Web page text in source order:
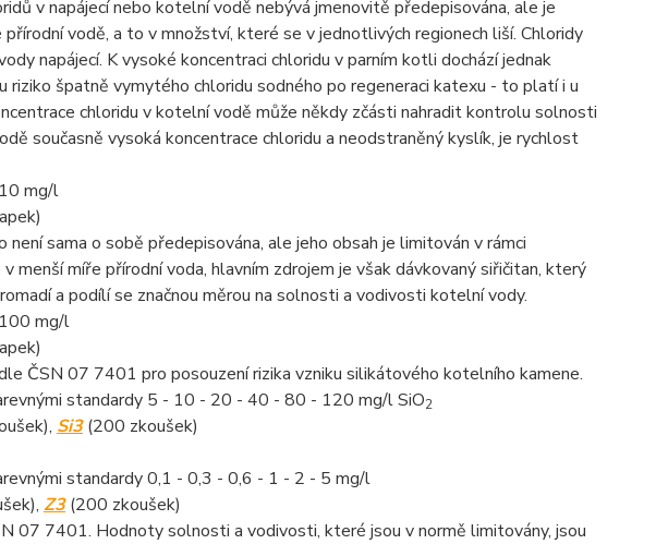
v napájecí nebo kotelní vodě nebývá jmenovitě předepisována, ale je
vodě, a to v množství, které se v jednotlivých regionech liší. Chloridy
napájecí. K vysoké koncentraci chloridu v parním kotli dochází jednak
špatně vymytého chloridu sodného po regeneraci katexu - to platí i u
chloridu v kotelní vodě může někdy zčásti nahradit kontrolu solnosti
současně vysoká koncentrace chloridu a neodstraněný kyslík, je rychlost
mg/l
sama o sobě předepisována, ale jeho obsah je limitován v rámci
menší míře přírodní voda, hlavním zdrojem je však dávkovaný siřičitan, který
a podílí se značnou měrou na solnosti a vodivosti kotelní vody.
mg/l
ČSN 07 7401 pro posouzení rizika vzniku silikátového kotelního kamene.
standardy 5 - 10 - 20 - 40 - 80 - 120 mg/l SiO2
Si3(200 zkoušek)
standardy 0,1 - 0,3 - 0,6 - 1 - 2 - 5 mg/l
Z3(200 zkoušek)
07 7401. Hodnoty solnosti a vodivosti, které jsou v normě limitovány, jsou